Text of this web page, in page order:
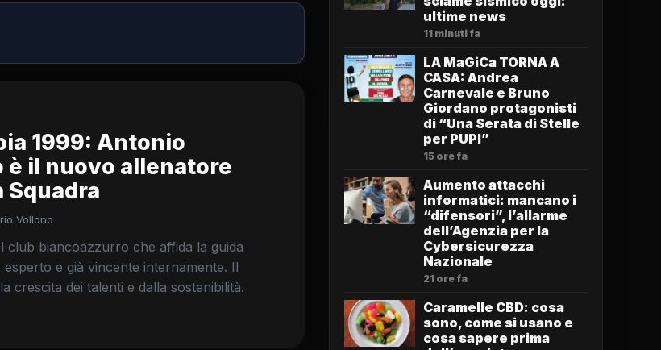
1999: Antonio
è il nuovo allenatore
Squadra
Vollono
club biancoazzurro che affida la guida
e già vincente internamente. Il
crescita dei talenti e dalla sostenibilità.
ultime news
11 minuti fa
LA MaGiCa TORNA A
CASA: Andrea
Carnevale e Bruno
Giordano protagonisti
di “Una Serata di Stelle
per PUPI”
15 ore fa
Aumento attacchi
informatici: mancano i
“difensori”, l’allarme
dell’Agenzia per la
Cybersicurezza
Nazionale
21 ore fa
Caramelle CBD: cosa
sono, come si usano e
cosa sapere prima